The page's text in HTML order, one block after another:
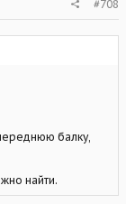
#708
балку,
найти.